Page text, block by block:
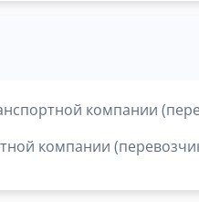
компании
компании